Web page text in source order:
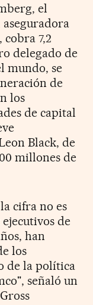
el
7,2
delegado de
mundo, se
de
los
de capital
Black, de
millones de
cifra no es
de
han
los
de la política
señaló un